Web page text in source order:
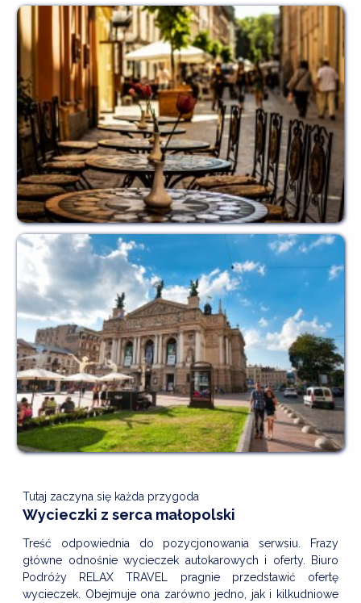
Tutaj zaczyna się każda przygoda
Wycieczki z serca małopolski
Treść odpowiednia do pozycjonowania serwsiu. Frazy
główne odnośnie wycieczek autokarowych i oferty. Biuro
Podróży RELAX TRAVEL pragnie przedstawić ofertę
wycieczek. Obejmuje ona zarówno jedno, jak i kilkudniowe